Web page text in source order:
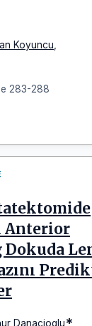
Koyuncu
283-288
Anterior
Dokuda
Danacioglu